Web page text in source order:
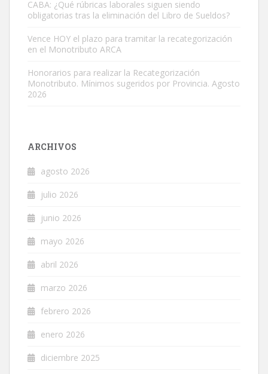
CABA: ¿Qué rúbricas laborales siguen siendo
obligatorias tras la eliminación del Libro de Sueldos?
Vence HOY el plazo para tramitar la recategorización
en el Monotributo ARCA
Honorarios para realizar la Recategorización
Monotributo. Mínimos sugeridos por Provincia. Agosto
2026
ARCHIVOS
agosto 2026
julio 2026
junio 2026
mayo 2026
abril 2026
marzo 2026
febrero 2026
enero 2026
diciembre 2025